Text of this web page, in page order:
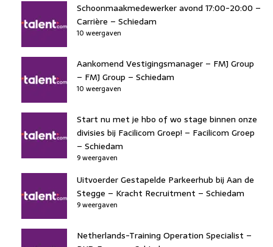
Schoonmaakmedewerker avond 17:00-20:00 –
Carrière – Schiedam
10 weergaven
Aankomend Vestigingsmanager – FMJ Group
– FMJ Group – Schiedam
10 weergaven
Start nu met je hbo of wo stage binnen onze
divisies bij Facilicom Groep! – Facilicom Groep
– Schiedam
9 weergaven
Uitvoerder Gestapelde Parkeerhub bij Aan de
Stegge – Kracht Recruitment – Schiedam
9 weergaven
Netherlands-Training Operation Specialist –